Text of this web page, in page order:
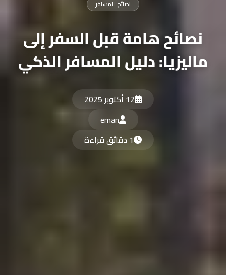
نصائح للمسافر
نصائح هامة قبل السفر إلى
ماليزيا: دليل المسافر الذكي
12 أكتوبر 2025
eman
1 دقائق قراءة